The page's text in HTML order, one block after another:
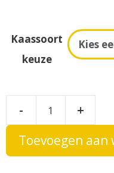
Kaassoort
keuze
-
Brievenbus
kaas
Borrelbox
met
+
Toevoegen
A
a
i